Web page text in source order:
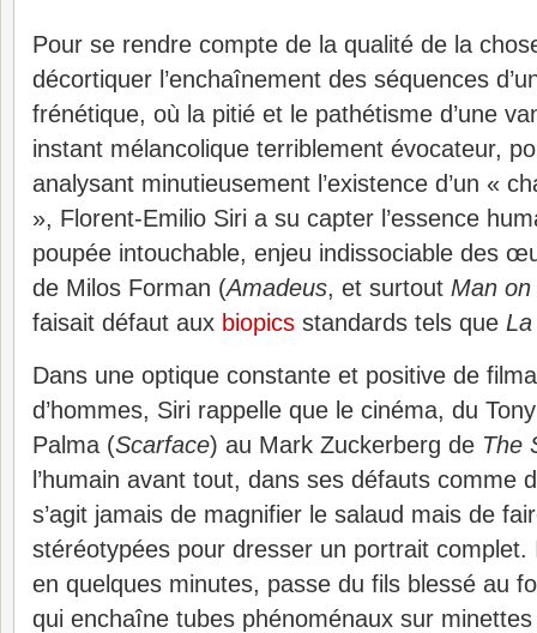
Pour se rendre compte de la qualité de la
décortiquer l’enchaînement des séquences
frénétique, où la pitié et le pathétisme d’une
instant mélancolique terriblement évocateur,
analysant minutieusement l’existence d’un «
», Florent-Emilio Siri a su capter l’essence
poupée intouchable, enjeu indissociable des
de Milos Forman (Amadeus, et surtout Man
faisait défaut aux biopics standards tels que
Dans une optique constante et positive de
d’hommes, Siri rappelle que le cinéma, du
Palma (Scarface) au Mark Zuckerberg de The
l’humain avant tout, dans ses défauts comme
s’agit jamais de magnifier le salaud mais de
stéréotypées pour dresser un portrait complet.
en quelques minutes, passe du fils blessé au
qui enchaîne tubes phénoménaux sur